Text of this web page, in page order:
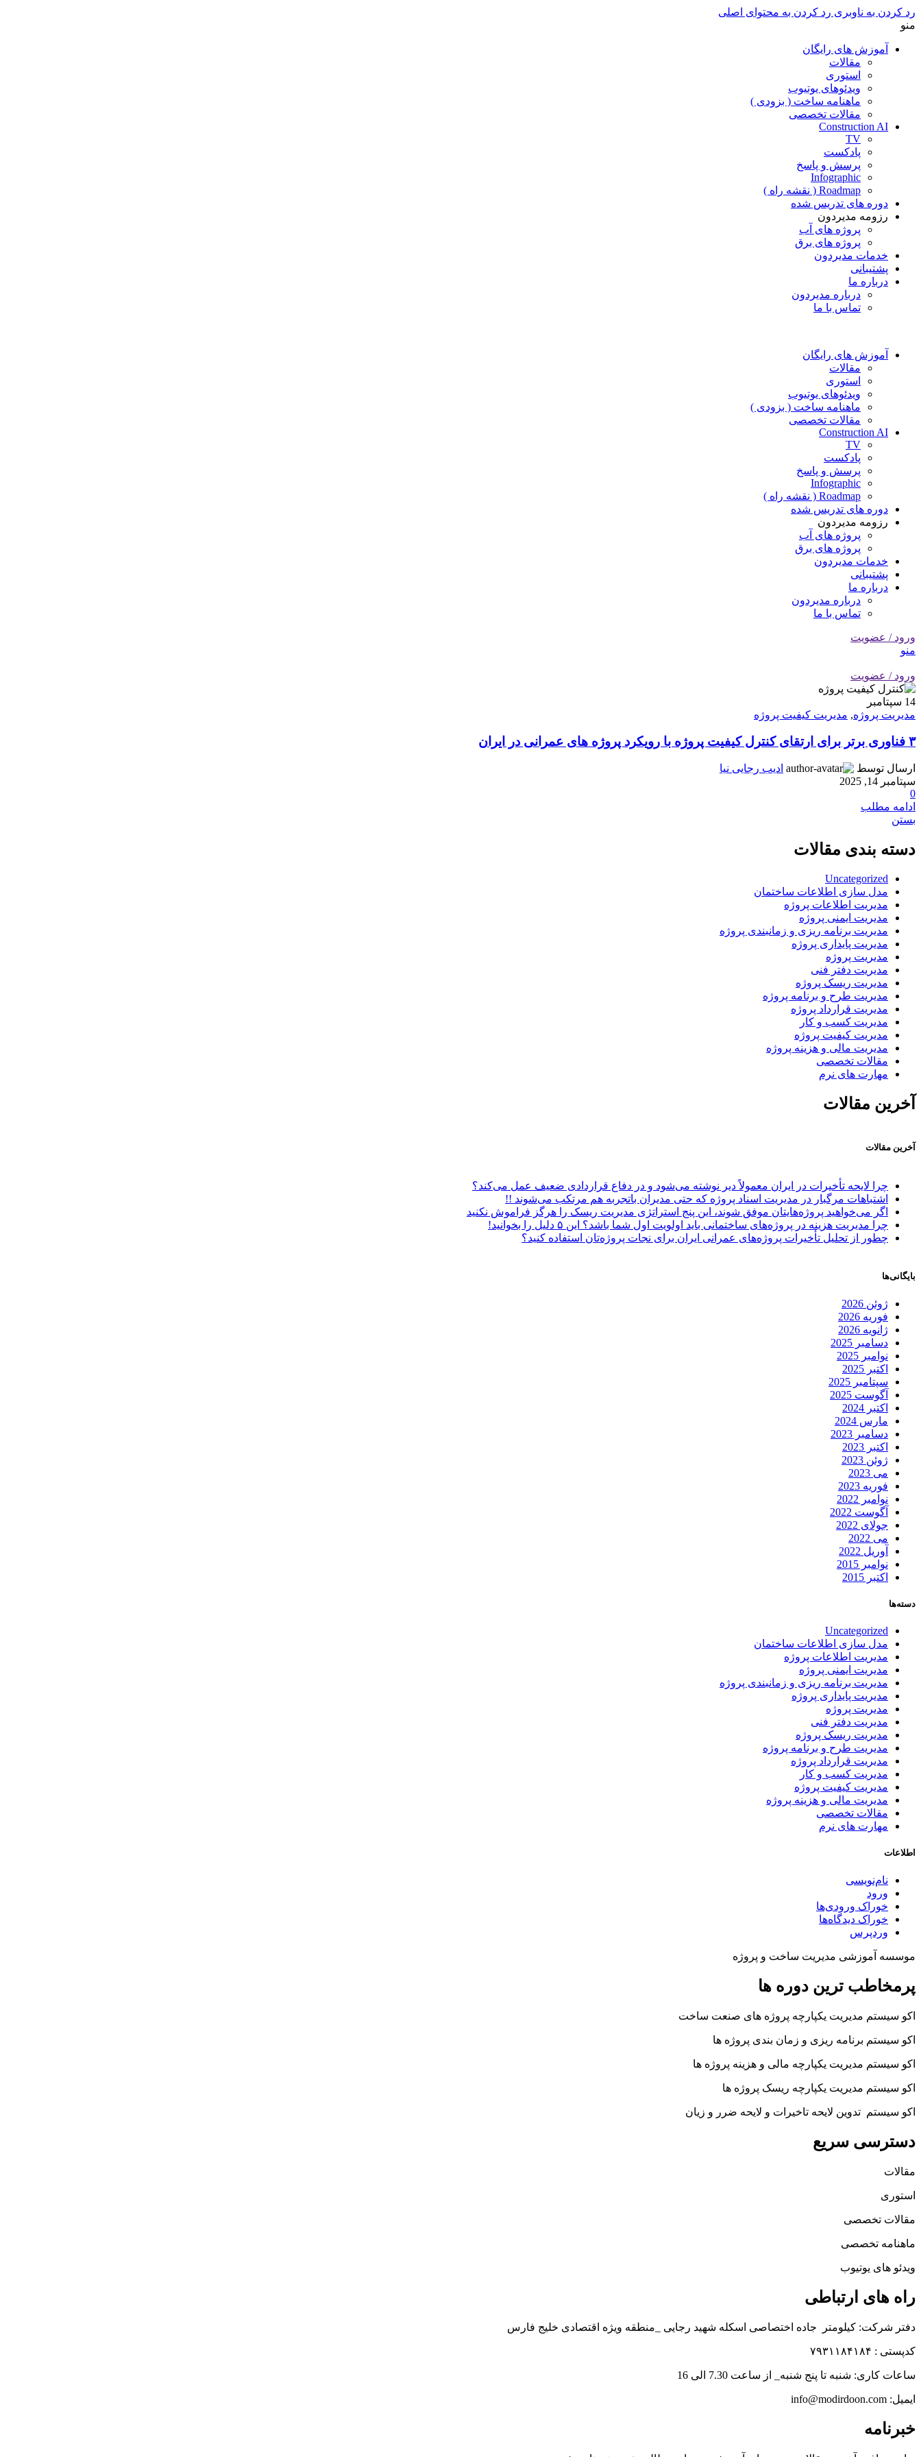
رد کردن به ناوبری رد کردن به محتوای اصلی
منو
آموزش های رایگان
مقالات
استوری
ویدئوهای یوتیوب
ماهنامه ساخت ( بزودی )
مقالات تخصصی
Construction AI
TV
پادکست
پرسش و پاسخ
Infographic
Roadmap ( نقشه راه )
دوره های تدریس شده
رزومه مدیردون
پروژه های آب
پروژه های برق
خدمات مدیردون
پشتیبانی
درباره ما
درباره مدیردون
تماس با ما
آموزش های رایگان
مقالات
استوری
ویدئوهای یوتیوب
ماهنامه ساخت ( بزودی )
مقالات تخصصی
Construction AI
TV
پادکست
پرسش و پاسخ
Infographic
Roadmap ( نقشه راه )
دوره های تدریس شده
رزومه مدیردون
پروژه های آب
پروژه های برق
خدمات مدیردون
پشتیبانی
درباره ما
درباره مدیردون
تماس با ما
ورود / عضویت
منو
ورود / عضویت
14 سپتامبر
مدیریت پروژه, مدیریت کیفیت پروژه
۳ فناوری برتر برای ارتقای کنترل کیفیت پروژه‌ با رویکرد پروژه های عمرانی در ایران
ارسال توسط
ادیب رجایی نیا
سپتامبر 14, 2025
0
ادامه مطلب
بستن
دسته بندی مقالات
Uncategorized
مدل سازی اطلاعات ساختمان
مدیریت اطلاعات پروژه
مدیریت ایمنی پروژه
مدیریت برنامه ریزی و زمانبندی پروژه
مدیریت پایداری پروژه
مدیریت پروژه
مدیریت دفتر فنی
مدیریت ریسک پروژه
مدیریت طرح و برنامه پروژه
مدیریت قرارداد پروژه
مدیریت کسب و کار
مدیریت کیفیت پروژه
مدیریت مالی و هزینه پروژه
مقالات تخصصی
مهارت های نرم
آخرین مقالات
آخرین مقالات
چرا لایحه تأخیرات در ایران معمولاً دیر نوشته می‌شود و در دفاع قراردادی ضعیف عمل می‌کند؟
اشتباهات مرگبار در مدیریت اسناد پروژه که حتی مدیران باتجربه هم مرتکب می‌شوند !!
اگر می‌خواهید پروژه‌هایتان موفق شوند، این پنج استراتژی مدیریت ریسک را هرگز فراموش نکنید
چرا مدیریت هزینه در پروژه‌های ساختمانی باید اولویت اول شما باشد؟ این ۵ دلیل را بخوانید!
چطور از تحلیل تأخیرات پروژه‌های عمرانی ایران برای نجات پروژه‌تان استفاده کنید؟
بایگانی‌ها
ژوئن 2026
فوریه 2026
ژانویه 2026
دسامبر 2025
نوامبر 2025
اکتبر 2025
سپتامبر 2025
آگوست 2025
اکتبر 2024
مارس 2024
دسامبر 2023
اکتبر 2023
ژوئن 2023
می 2023
فوریه 2023
نوامبر 2022
آگوست 2022
جولای 2022
می 2022
آوریل 2022
نوامبر 2015
اکتبر 2015
دسته‌ها
Uncategorized
مدل سازی اطلاعات ساختمان
مدیریت اطلاعات پروژه
مدیریت ایمنی پروژه
مدیریت برنامه ریزی و زمانبندی پروژه
مدیریت پایداری پروژه
مدیریت پروژه
مدیریت دفتر فنی
مدیریت ریسک پروژه
مدیریت طرح و برنامه پروژه
مدیریت قرارداد پروژه
مدیریت کسب و کار
مدیریت کیفیت پروژه
مدیریت مالی و هزینه پروژه
مقالات تخصصی
مهارت های نرم
اطلاعات
نام‌نویسی
ورود
خوراک ورودی‌ها
خوراک دیدگاه‌ها
وردپرس
موسسه آموزشی مدیریت ساخت و پروژه
پرمخاطب ترین دوره ها
اکو سیستم مدیریت یکپارچه پروژه های صنعت ساخت
اکو سیستم برنامه ریزی و زمان بندی پروژه ها
اکو سیستم مدیریت یکپارچه مالی و هزینه پروژه ها
اکو سیستم مدیریت یکپارچه ریسک پروژه ها
اکو سیستم تدوین لایحه تاخیرات و لایحه ضرر و زیان
دسترسی سریع
مقالات
استوری
مقالات تخصصی
ماهنامه تخصصی
ویدئو های یوتیوب
راه های ارتباطی
دفتر شرکت: کیلومتر جاده اختصاصی اسکله شهید رجایی _منطقه ویژه اقتصادی خلیج فارس
کدپستی : ۷۹۳۱۱۸۴۱۸۴
ساعات کاری: شنبه تا پنج شنبه_ از ساعت 7.30 الی 16
ایمیل: info@modirdoon.com
خبرنامه